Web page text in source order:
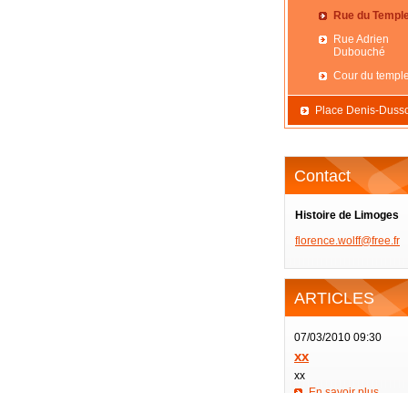
Rue du Temple
Rue Adrien
Dubouché
Cour du temple
Place Denis-
Contact
Histoire de Limoges
florence.wolff@free.fr
ARTICLES
07/03/2010 09:30
xx
xx